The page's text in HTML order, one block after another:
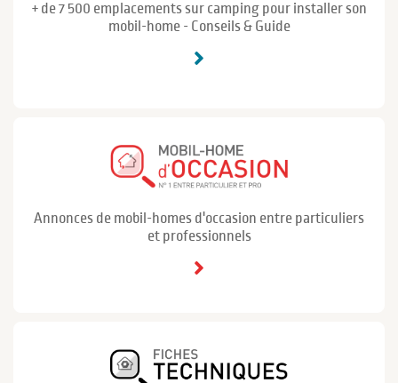
+ de 7 500 emplacements sur camping pour installer son
mobil-home - Conseils & Guide
Annonces de mobil-homes d'occasion entre particuliers
et professionnels